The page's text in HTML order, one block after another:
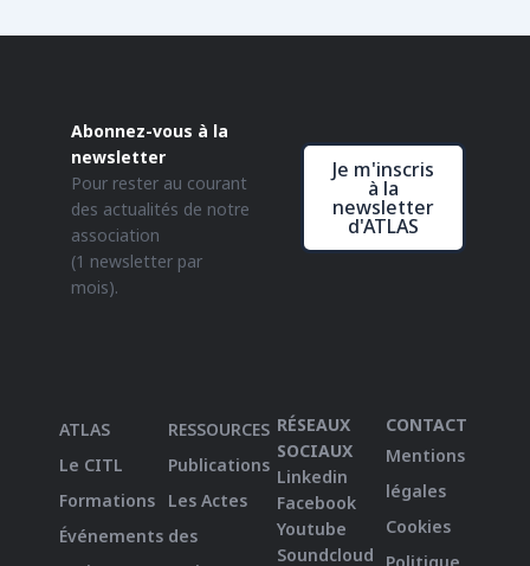
Abonnez-vous à la
newsletter
Pour rester au courant
des actualités de notre
association
(1 newsletter par
mois).
Je m'inscris
à la
newsletter
d'ATLAS
ATLAS
Le CITL
Formations
Événements
RESSOURCES
Publications
Les Actes
des
RÉSEAUX
SOCIAUX
Linkedin
Facebook
Youtube
Soundcloud
CONTACT
Mentions
légales
Cookies